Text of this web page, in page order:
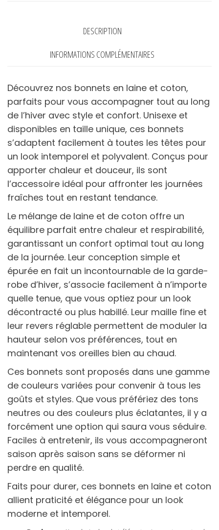
DESCRIPTION
INFORMATIONS COMPLÉMENTAIRES
Découvrez nos bonnets en laine et coton,
parfaits pour vous accompagner tout au long
de l’hiver avec style et confort. Unisexe et
disponibles en taille unique, ces bonnets
s’adaptent facilement à toutes les têtes pour
un look intemporel et polyvalent. Conçus pour
apporter chaleur et douceur, ils sont
l’accessoire idéal pour affronter les journées
fraîches tout en restant tendance.
Le mélange de laine et de coton offre un
équilibre parfait entre chaleur et respirabilité,
garantissant un confort optimal tout au long
de la journée. Leur conception simple et
épurée en fait un incontournable de la garde-
robe d’hiver, s’associe facilement à n’importe
quelle tenue, que vous optiez pour un look
décontracté ou plus habillé. Leur maille fine et
leur revers réglable permettent de moduler la
hauteur selon vos préférences, tout en
maintenant vos oreilles bien au chaud.
Ces bonnets sont proposés dans une gamme
de couleurs variées pour convenir à tous les
goûts et styles. Que vous préfériez des tons
neutres ou des couleurs plus éclatantes, il y a
forcément une option qui saura vous séduire.
Faciles à entretenir, ils vous accompagneront
saison après saison sans se déformer ni
perdre en qualité.
Faits pour durer, ces bonnets en laine et coton
allient praticité et élégance pour un look
moderne et intemporel.